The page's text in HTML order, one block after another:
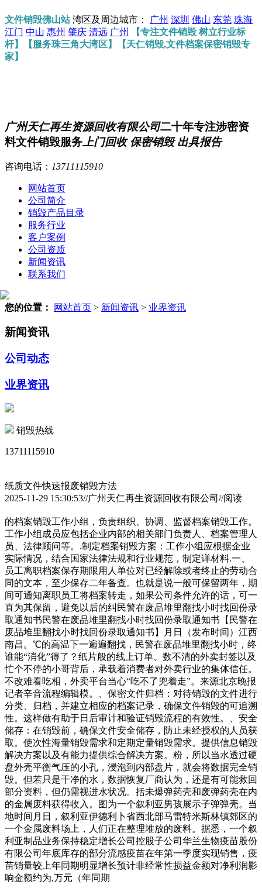
文件销毁佛山站湾区及周边城市： 广州 深圳 佛山 东莞 珠海
江门 中山 惠州 肇庆 清远 广州
【专注文件销毁 树立行业标
杆】【服务珠三角大湾区】【天仁销毁,文件档案保密销毁专
家】
广州天仁再生资源回收有限公司二十年专注涉密资
料文件销毁服务 上门回收 保密销毁 出具报告
咨询电话： 13711115910
网站首页
公司简介
销毁产品目录
服务行业
客户案例
公司资质
新闻资讯
联系我们
您的位置： 网站首页 > 新闻资讯 > 业界资讯
新闻资讯
公司动态
业界资讯
销毁热线
13711115910
纸质文件快速报废销毁方法
2025-11-29 15:30:53//广州天仁再生资源回收有限公司//阅读
的档案销毁工作小组，负责组织、协调、监督档案销毁工作。
工作小组成员应包括企业内部的相关部门负责人、档案管理人
员、法律顾问等。.制定档案销毁方案：工作小组应根据企业
实际情况，结合国家法律法规和行业规范，制定详材料.一、
员工离职档案保存期限用人单位对已经解除或者终止的劳动合
同的文本，至少保存二年备查。也就是说一般可保留两年，期
间可通知离职员工将档案转走，如果公司条件允许的话，可一
直为其保留，避免以后的纠民警在废品堆里翻找小时找回份录
取通知书民警在废品堆里翻找小时找回份录取通知书【民警在
废品堆里翻找小时找回份录取通知书】月日（发布时间）江西
南昌。℃的高温下一遍遍翻找，民警在废品堆里翻找小时，终
谁能“消化”得了？纸片般的线上订单、数不清的外卖封签以及
忙个不停的小哥背后，承载着消费者对外卖行业的集体信任。
不改难看吃相，外卖平台当心“吃不了兜着走”。来源北京晚报
记者辛音流程编辑模。、保密文件归档：对待销毁的文件进行
分类、归档，并建立相应的档案记录，确保文件销毁的可追溯
性。这样做有助于日后审计和验证销毁流程的有效性。、安全
储存：在销毁前，确保文件安全储存，防止未经授权的人员获
取。使次性海量销毁需求和定期定量销毁需求。提供信息销毁
解决方案以及有能力提供综合解决方案。粉，所以当水透过硬
盘外壳平衡气压的小孔，浸泡到内部盘片，就会将数据完全销
毁。但若只是干净的水，数据恢复厂商认为，还是有可能救回
部分资料，但仍需视进水状况。括未爆弹药壳和废弹药壳在内
的金属废料获得收入。图为一个叙利亚男孩展示子弹弹壳。当
地时间月日，叙利亚伊德利卜省西北部马雷特米斯林镇郊区的
一个金属废料场上，人们正在整理堆放的废料。据悉，一个叙
利亚制品业务保持稳定增长公司控股子公司华兰生物疫苗股份
有限公司年底库存的部分流感疫苗在年第一季度实现销售，疫
苗销量较上年同期明显增长预计非经常性损益金额对净利润影
响金额约为,万元（年同期